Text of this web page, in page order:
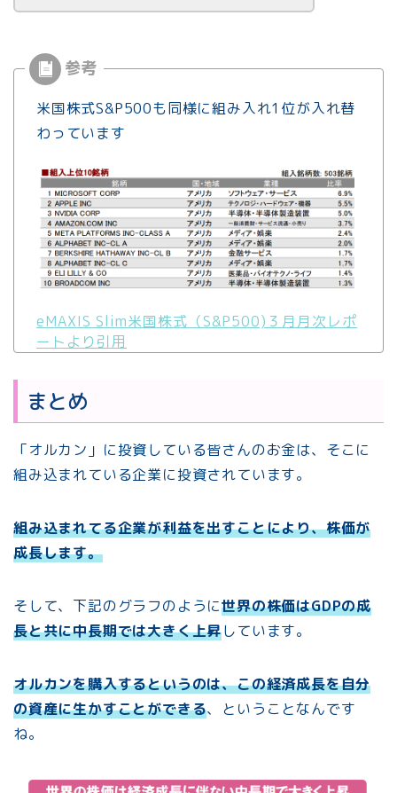
米国株式S&P500も同様に組み入れ1位が入れ替
わっています
eMAXIS Slim米国株式（S&P500)３月月次レポ
ートより引用
まとめ
「オルカン」に投資している皆さんのお金は、そこに
組み込まれている企業に投資されています。
組み込まれてる企業が利益を出すことにより、株価が
成長します。
そして、下記のグラフのように世界の株価はGDPの成
長と共に中長期では大きく上昇しています。
オルカンを購入するというのは、この経済成長を自分
の資産に生かすことができる、ということなんです
ね。